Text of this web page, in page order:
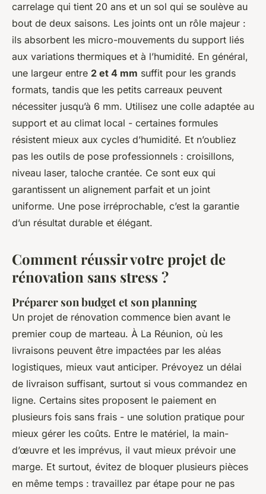
carrelage qui tient 20 ans et un sol qui se soulève au
bout de deux saisons. Les joints ont un rôle majeur :
ils absorbent les micro-mouvements du support liés
aux variations thermiques et à l’humidité. En général,
une largeur entre 2 et 4 mm suffit pour les grands
formats, tandis que les petits carreaux peuvent
nécessiter jusqu’à 6 mm. Utilisez une colle adaptée au
support et au climat local - certaines formules
résistent mieux aux cycles d’humidité. Et n’oubliez
pas les outils de pose professionnels : croisillons,
niveau laser, taloche crantée. Ce sont eux qui
garantissent un alignement parfait et un joint
uniforme. Une pose irréprochable, c’est la garantie
d’un résultat durable et élégant.
Comment réussir votre projet de
rénovation sans stress ?
Préparer son budget et son planning
Un projet de rénovation commence bien avant le
premier coup de marteau. À La Réunion, où les
livraisons peuvent être impactées par les aléas
logistiques, mieux vaut anticiper. Prévoyez un délai
de livraison suffisant, surtout si vous commandez en
ligne. Certains sites proposent le paiement en
plusieurs fois sans frais - une solution pratique pour
mieux gérer les coûts. Entre le matériel, la main-
d’œuvre et les imprévus, il vaut mieux prévoir une
marge. Et surtout, évitez de bloquer plusieurs pièces
en même temps : travaillez par étape pour ne pas